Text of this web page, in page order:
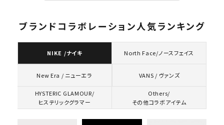
ブランドコラボレーション人気ランキング
NIKE /ナイキ North Face/ノースフェイス
New Era / ニューエラ VANS / ヴァンズ
HYSTERIC GLAMOUR/
ヒステリックグラマー
Others/
その他コラボアイテム